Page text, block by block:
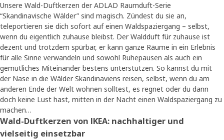
Unsere Wald-Duftkerzen der ADLAD Raumduft-Serie
“Skandinavische Wälder” sind magisch. Zündest du sie an,
teleportieren sie dich sofort auf einen Waldspaziergang – selbst,
wenn du eigentlich zuhause bleibst. Der Waldduft für zuhause ist
dezent und trotzdem spürbar, er kann ganze Räume in ein Erlebnis
für alle Sinne verwandeln und sowohl Ruhepausen als auch ein
gemütliches Miteinander bestens unterstützen. So kannst du mit
der Nase in die Wälder Skandinaviens reisen, selbst, wenn du am
anderen Ende der Welt wohnen solltest, es regnet oder du dann
doch keine Lust hast, mitten in der Nacht einen Waldspaziergang zu
machen…
Wald-Duftkerzen von IKEA: nachhaltiger und
vielseitig einsetzbar